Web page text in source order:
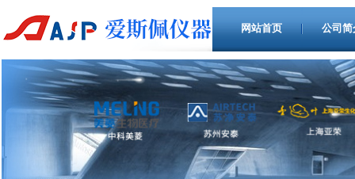
网站首页 公司简